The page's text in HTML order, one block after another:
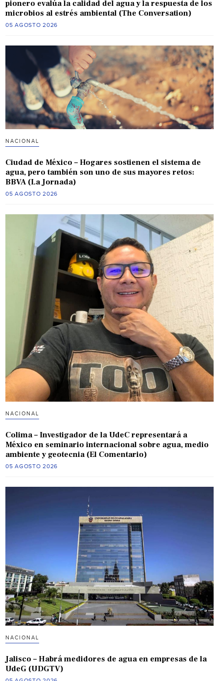
pionero evalúa la calidad del agua y la respuesta de los
microbios al estrés ambiental (The Conversation)
05 AGOSTO 2026
NACIONAL
Ciudad de México – Hogares sostienen el sistema de
agua, pero también son uno de sus mayores retos:
BBVA (La Jornada)
05 AGOSTO 2026
NACIONAL
Colima – Investigador de la UdeC representará a
México en seminario internacional sobre agua, medio
ambiente y geotecnia (El Comentario)
05 AGOSTO 2026
NACIONAL
Jalisco – Habrá medidores de agua en empresas de la
UdeG (UDGTV)